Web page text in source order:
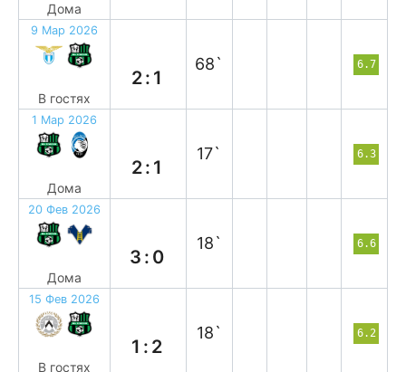
Дома
9 Мар 2026
В гостях
2:1
68` 6.7
1 Мар 2026
Дома
2:1
17` 6.3
20 Фев 2026
Дома
3:0
18` 6.6
15 Фев 2026
В гостях
1:2
18` 6.2